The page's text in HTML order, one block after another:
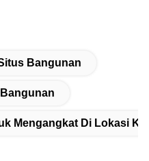
Bangunan
Mengangkat Di Lokasi